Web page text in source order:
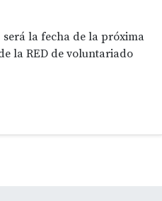
la fecha de la próxima
la RED de voluntariado